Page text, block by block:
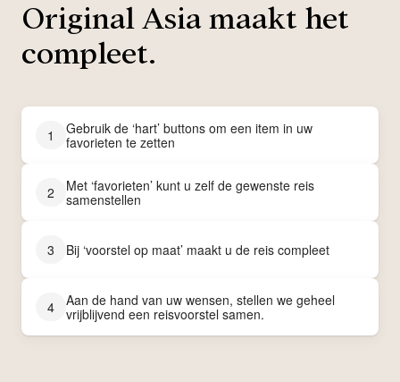
Original Asia maakt het
compleet.
1
Gebruik de ‘hart’ buttons om een item in uw
favorieten te zetten
2
Met ‘favorieten’ kunt u zelf de gewenste reis
samenstellen
3 Bij ‘voorstel op maat’ maakt u de reis compleet
4
Aan de hand van uw wensen, stellen we geheel
vrijblijvend een reisvoorstel samen.